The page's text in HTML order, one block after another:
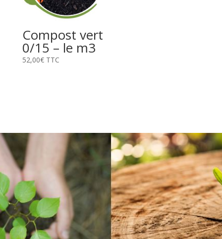
Compost vert
0/15 – le m3
52,00€ TTC